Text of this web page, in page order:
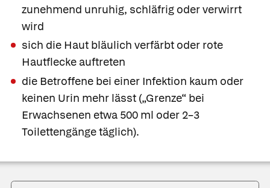
zunehmend unruhig, schläfrig oder verwirrt
wird
sich die Haut bläulich verfärbt oder rote
Hautflecke auftreten
die Betroffene bei einer Infektion kaum oder
keinen Urin mehr lässt („Grenze“ bei
Erwachsenen etwa 500 ml oder 2–3
Toilettengänge täglich).